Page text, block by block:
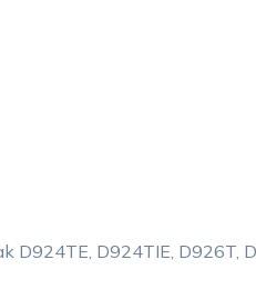
D924TE, D924TIE,